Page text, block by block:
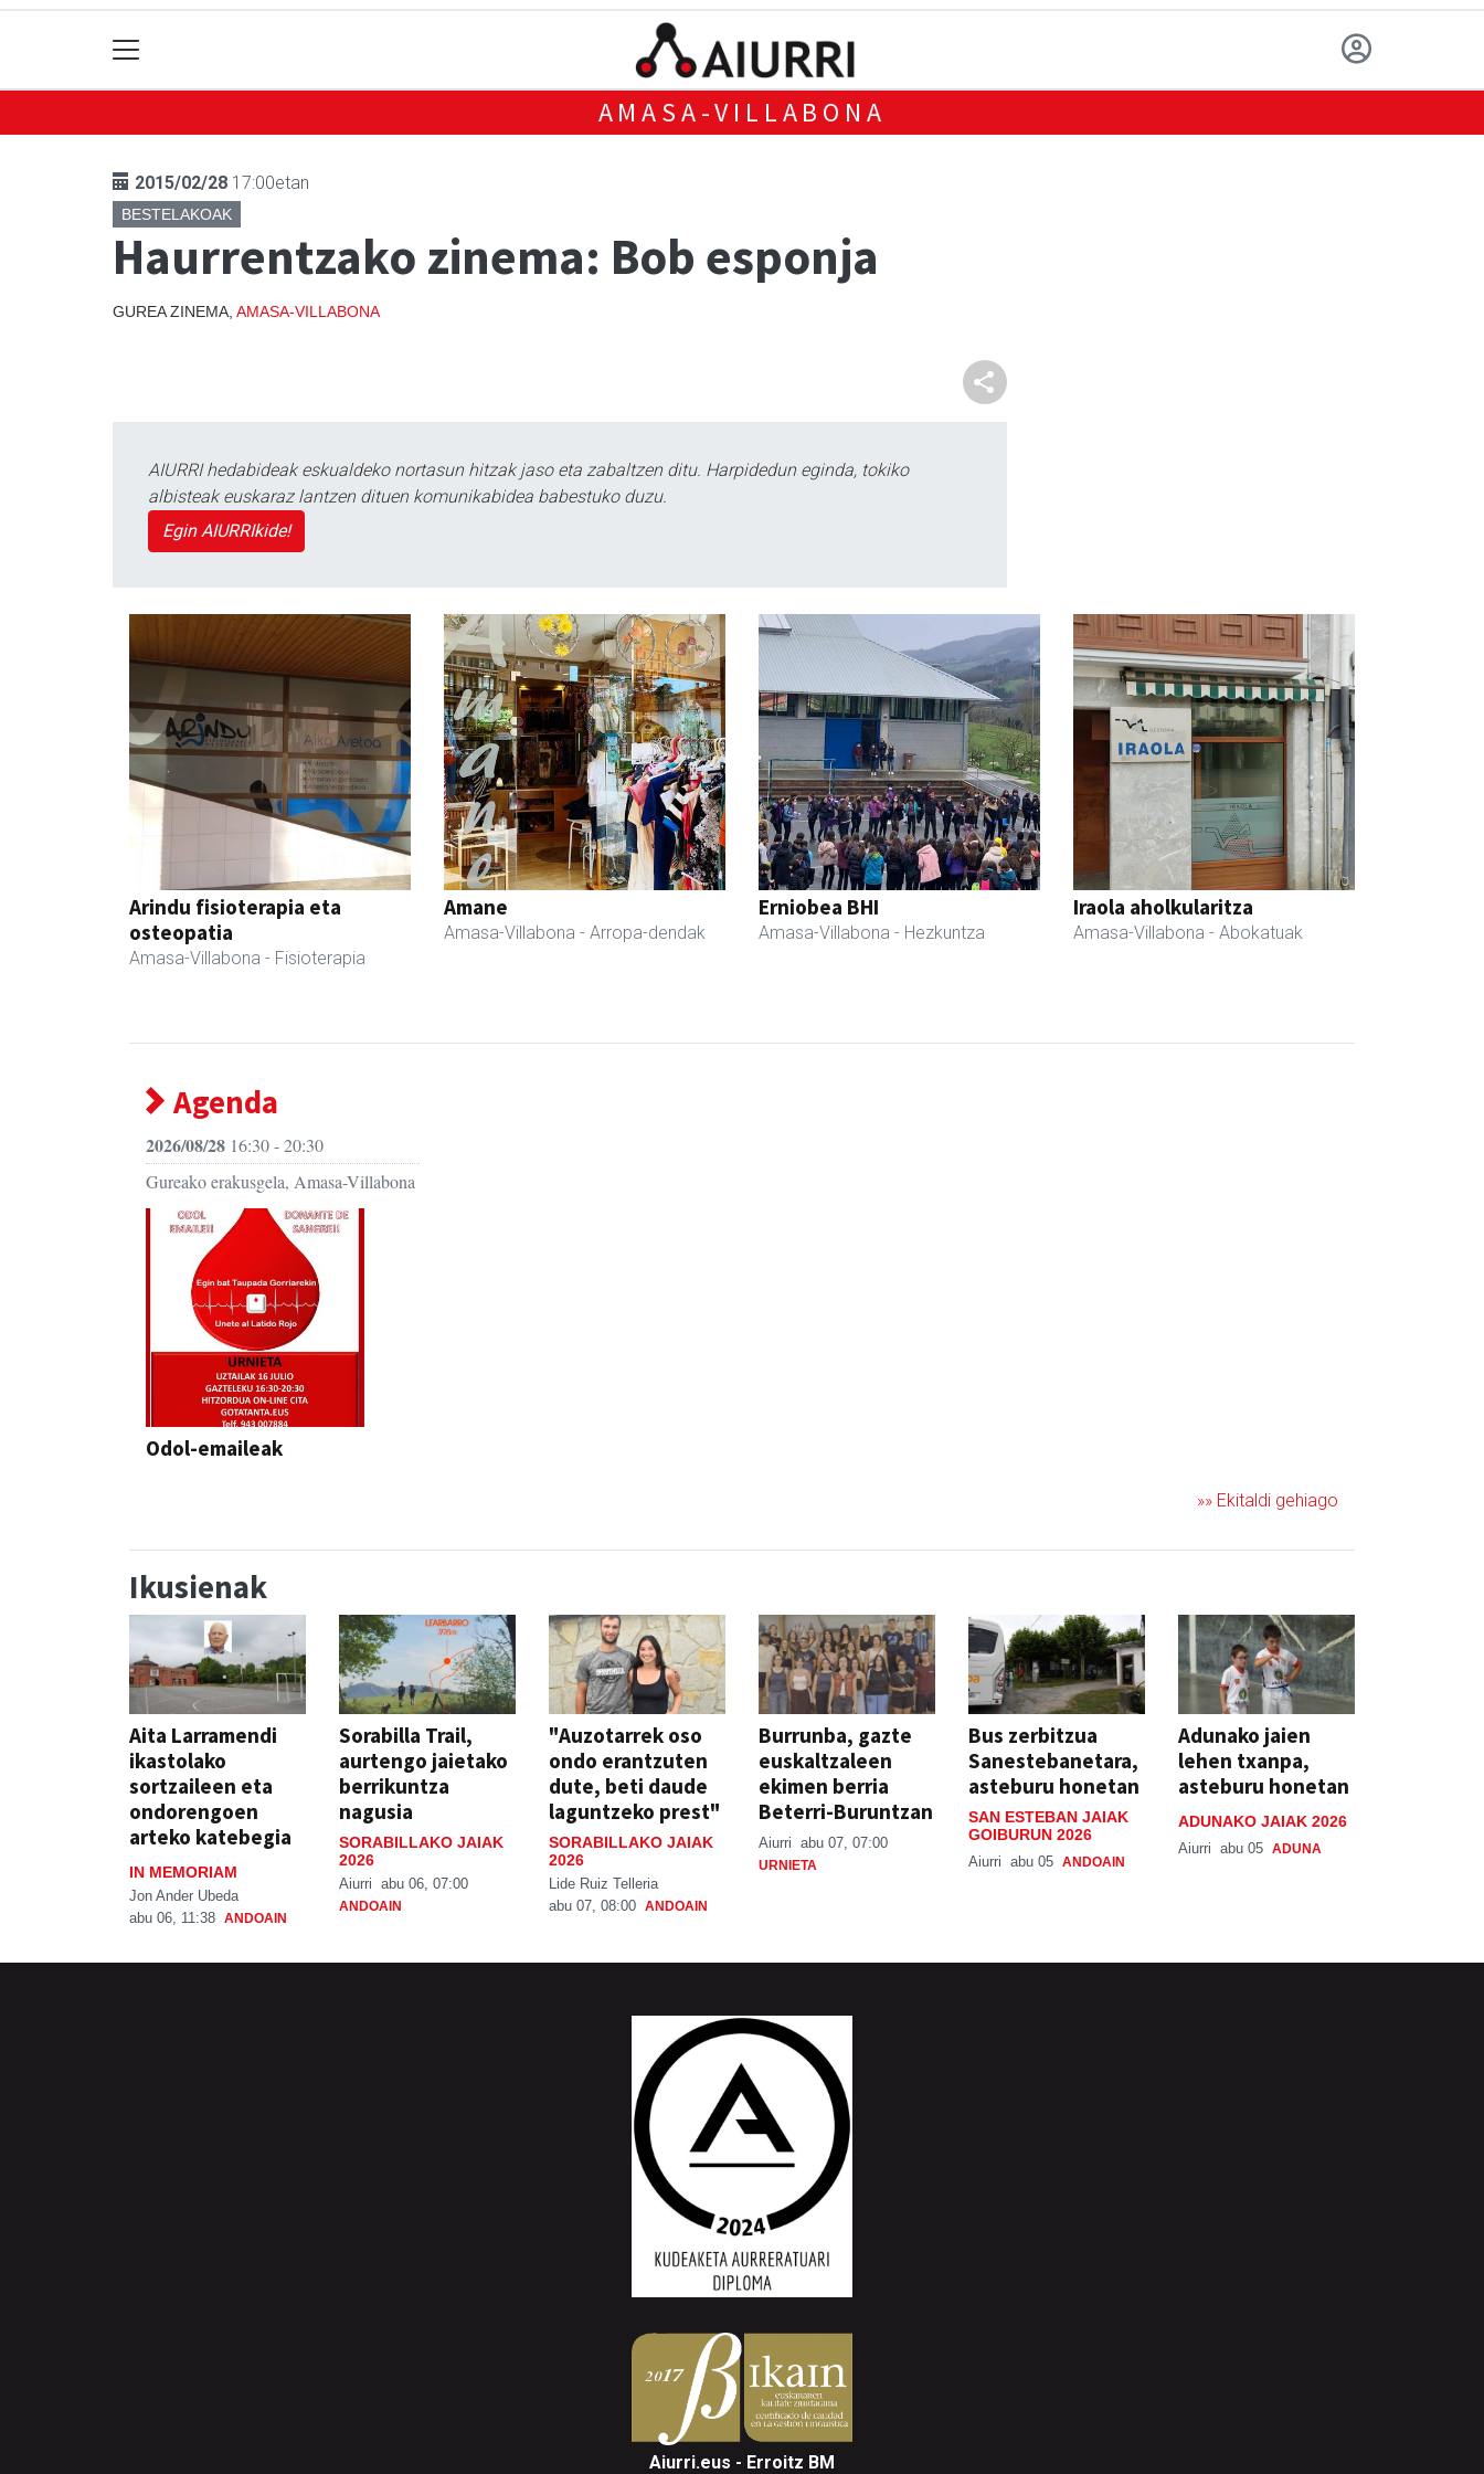
AMASA-VILLABONA
2015/02/28 17:00etan
BESTELAKOAK
Haurrentzako zinema: Bob esponja
GUREA ZINEMA, AMASA-VILLABONA
AIURRI hedabideak eskualdeko nortasun hitzak jaso eta zabaltzen ditu. Harpidedun eginda, tokiko
albisteak euskaraz lantzen dituen komunikabidea babestuko duzu.
Egin AIURRIkide!
Arindu fisioterapia eta
osteopatia
Amasa-Villabona - Fisioterapia
Amane
Amasa-Villabona - Arropa-dendak
Erniobea BHI
Amasa-Villabona - Hezkuntza
Iraola aholkularitza
Amasa-Villabona - Abokatuak
Agenda
2026/08/28 16:30 - 20:30
Gureako erakusgela, Amasa-Villabona
Odol-emaileak
»» Ekitaldi gehiago
Ikusienak
Aita Larramendi
ikastolako
sortzaileen eta
ondorengoen
arteko katebegia
IN MEMORIAM
Jon Ander Ubeda
abu 06, 11:38 ANDOAIN
Sorabilla Trail,
aurtengo jaietako
berrikuntza
nagusia
SORABILLAKO JAIAK
2026
Aiurri abu 06, 07:00
ANDOAIN
"Auzotarrek oso
ondo erantzuten
dute, beti daude
laguntzeko prest"
SORABILLAKO JAIAK
2026
Lide Ruiz Telleria
abu 07, 08:00 ANDOAIN
Burrunba, gazte
euskaltzaleen
ekimen berria
Beterri-Buruntzan
Aiurri abu 07, 07:00
URNIETA
Bus zerbitzua
Sanestebanetara,
asteburu honetan
SAN ESTEBAN JAIAK
GOIBURUN 2026
Aiurri abu 05 ANDOAIN
Adunako jaien
lehen txanpa,
asteburu honetan
ADUNAKO JAIAK 2026
Aiurri abu 05 ADUNA
Aiurri.eus - Erroitz BM